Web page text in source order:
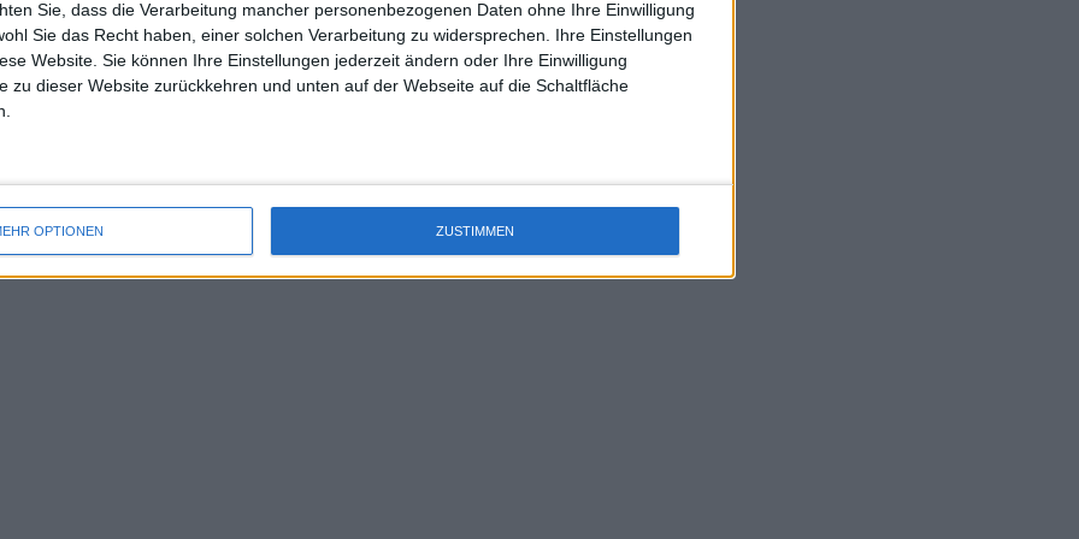
Sie, dass die Verarbeitung mancher personenbezogenen Daten ohne Ihre Einwilligung
Sie das Recht haben, einer solchen Verarbeitung zu widersprechen. Ihre Einstellungen
Website. Sie können Ihre Einstellungen jederzeit ändern oder Ihre Einwilligung
zu dieser Website zurückkehren und unten auf der Webseite auf die Schaltfläche
OPTIONEN ZUSTIMMEN
Schwierigkeiten alles daran setzen
auf den Platz gehen, was
den ganzen Spaß am
nicht auf, ich werde alles tun,
Lösung finden."
auf Instagram.
uss J-L-Struff wahrscheinlich morge 3 Spiele absolvieren (2.
mal Einzel 1x Doppel) dank der hervorragenden Unterstützung
des Kommentators für F-A-A